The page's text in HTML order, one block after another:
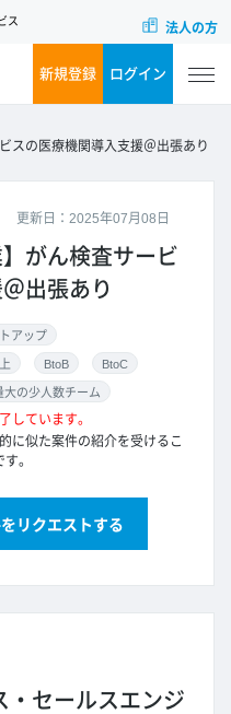
ス 法人の方
新規登録 ログイン
スの医療機関導入支援＠出張あり
更新日：2025年07月08日
】がん検査サービ
出張あり
アップ
BtoB BtoC
大の少人数チーム
しています。
に似た案件の紹介を受けるこ
。
リクエストする
・セールスエンジ